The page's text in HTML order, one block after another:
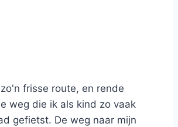
frisse route, en rende
weg die ik als kind zo vaak
gefietst. De weg naar mijn